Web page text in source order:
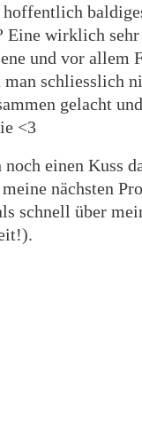
Eine wirklich
und vor allem
schliesslich
gelacht
<3
noch einen Kuss
nächsten
schnell über